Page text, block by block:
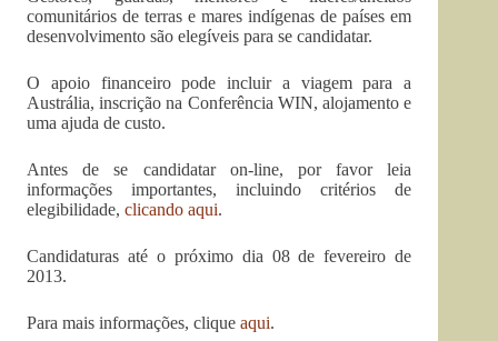
comunitários de terras e mares indígenas de países em
desenvolvimento são elegíveis para se candidatar.
O apoio financeiro pode incluir a viagem para a
Austrália, inscrição na Conferência WIN, alojamento e
uma ajuda de custo.
Antes de se candidatar on-line, por favor leia
informações importantes, incluindo critérios de
elegibilidade, clicando aqui.
Candidaturas até o próximo dia 08 de fevereiro de
2013.
Para mais informações, clique aqui.